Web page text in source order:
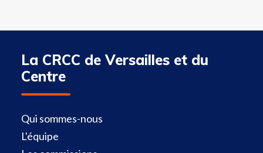
La CRCC de Versailles et du
Centre
Qui sommes-nous
L'équipe